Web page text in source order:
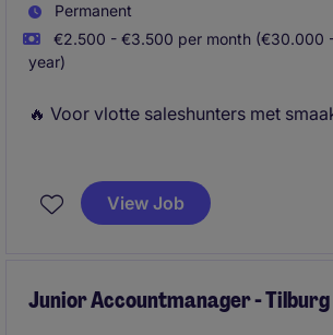
Permanent
€2.500 - €3.500 per month (€30.000
year)
🔥 Voor vlotte saleshunters met
de schakel tussen ambitieuze
toonaangevende bedrijven. Je
View Job
Junior Accountmanager - Tilburg